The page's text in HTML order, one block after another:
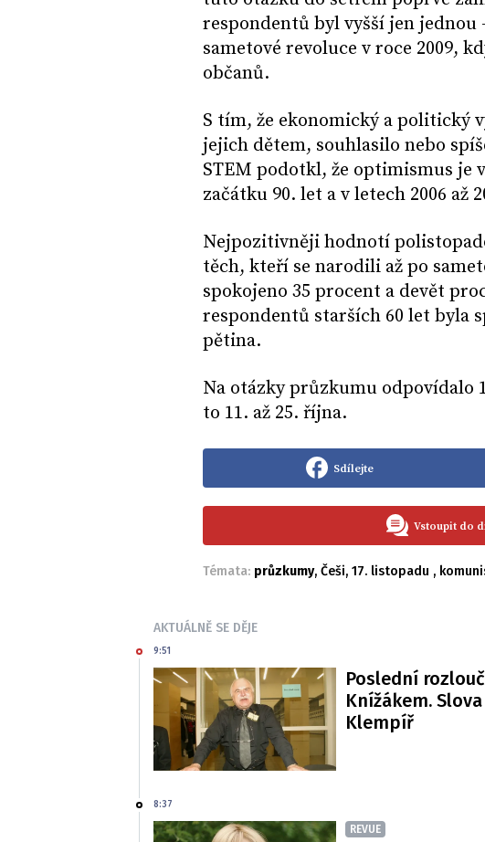
respondentů byl vyšší jen
sametové revoluce v roce 2009,
občanů.
S tím, že ekonomický a politický
jejich dětem, souhlasilo nebo
STEM podotkl, že optimismus je
začátku 90. let a v letech 2006 až
Nejpozitivněji hodnotí
těch, kteří se narodili až po
spokojeno 35 procent a devět
respondentů starších 60 let byla
pětina.
Na otázky průzkumu odpovídalo
to 11. až 25. října.
Sdílejte
Vstoupit do
Témata: průzkumy, Češi, 17. listopadu ,
AKTUÁLNĚ SE DĚJE
9:51
Poslední
Knížákem.
Klempíř
8:37
REVUE